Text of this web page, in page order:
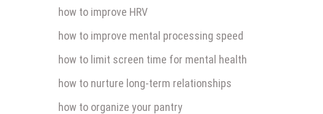
how to improve HRV
how to improve mental processing speed
how to limit screen time for mental health
how to nurture long-term relationships
how to organize your pantry